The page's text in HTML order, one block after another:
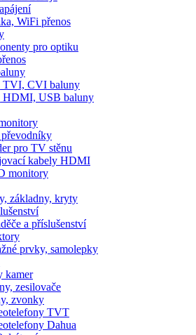
WiFi přenos
pro optiku
CVI baluny
USB baluny
pro TV stěnu
kabely HDMI
monitory
základny, kryty
a příslušenství
prvky, samolepky
kamer
zesilovače
zvonky
TVT
Dahua